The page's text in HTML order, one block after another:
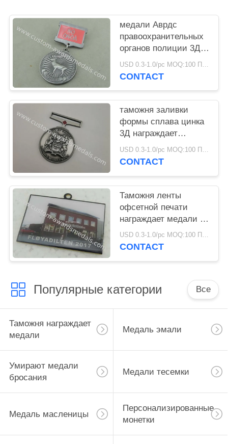
медали Аврдс
правоохранительных
органов полиции 3Д
античные серебряные
умирают
USD 0.3-1.0/pc MOQ:100 ПК в конструкцию
CONTACT
таможня заливки
формы сплава цинка
3Д награждает
медали, античное
медаль полиции
USD 0.3-1.0/pc MOQ:100 ПК в конструкцию
CONTACT
Таможня ленты
офсетной печати
награждает медали с
материалом
нержавеющей стали
USD 0.3-1.0/pc MOQ:100 ПК в конструкцию
CONTACT
Популярные категории Все
Таможня награждает
медали
Медаль эмали
Умирают медали
бросания
Медали тесемки
Медаль масленицы
Персонализированные
монетки